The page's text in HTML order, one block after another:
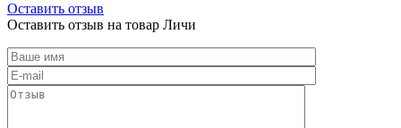
Оставить отзыв
Оставить отзыв на товар Личи